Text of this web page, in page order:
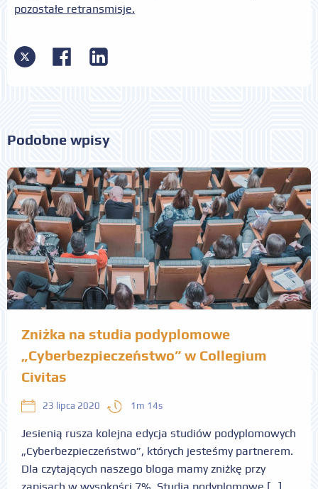
pozostałe retransmisje.
Podobne wpisy
Zniżka na studia podyplomowe
„Cyberbezpieczeństwo” w Collegium
Civitas
23 lipca 2020 1m 14s
Jesienią rusza kolejna edycja studiów podyplomowych
„Cyberbezpieczeństwo”, których jesteśmy partnerem.
Dla czytających naszego bloga mamy zniżkę przy